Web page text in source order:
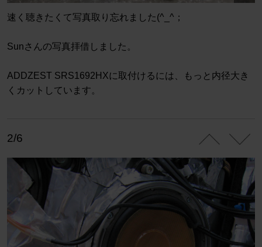
速く聴きたくて写真取り忘れました(^_^；
Sunさんの写真拝借しました。
ADDZEST SRS1692HXに取付けるには、もっと内径大き
くカットしています。
2/6